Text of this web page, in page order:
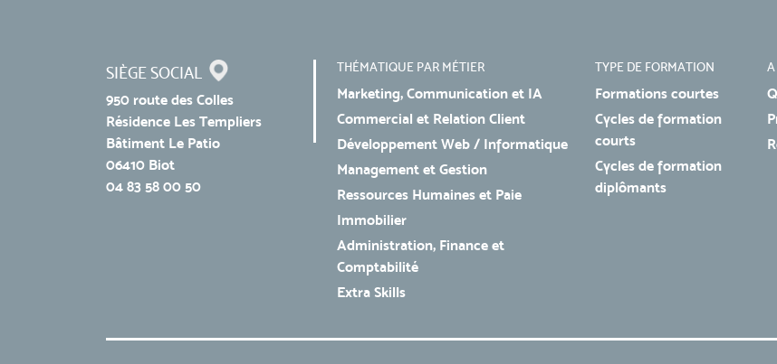
SIÈGE SOCIAL
950 route des Colles
Résidence Les Templiers
Bâtiment Le Patio
06410 Biot
04 83 58 00 50
THÉMATIQUE PAR MÉTIER
Marketing, Communication et IA
Commercial et Relation Client
Développement Web / Informatique
Management et Gestion
Ressources Humaines et Paie
Immobilier
Administration, Finance et
Comptabilité
Extra Skills
TYPE DE FORMATION
Formations courtes
Cycles de formation
courts
Cycles de formation
diplômants
A